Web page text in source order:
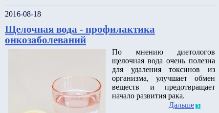
2016-08-18
Щелочная вода - профилактика
онкозаболеваний
По мнению диетологов
щелочная вода очень полезна
для удаления токсинов из
организма, улучшает обмен
веществ и предотвращает
начало развития рака.
Дальше